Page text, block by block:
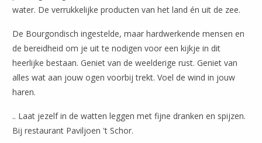
water. De verrukkelijke producten van het land én uit de zee.
De Bourgondisch ingestelde, maar hardwerkende mensen en
de bereidheid om je uit te nodigen voor een kijkje in dit
heerlijke bestaan. Geniet van de weelderige rust. Geniet van
alles wat aan jouw ogen voorbij trekt. Voel de wind in jouw
haren.
.. Laat jezelf in de watten leggen met fijne dranken en spijzen.
Bij restaurant Paviljoen 't Schor.